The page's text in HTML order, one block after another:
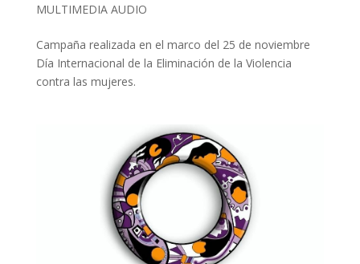
MULTIMEDIA AUDIO
Campaña realizada en el marco del 25 de noviembre
Día Internacional de la Eliminación de la Violencia
contra las mujeres.